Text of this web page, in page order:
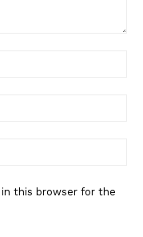
this browser for the